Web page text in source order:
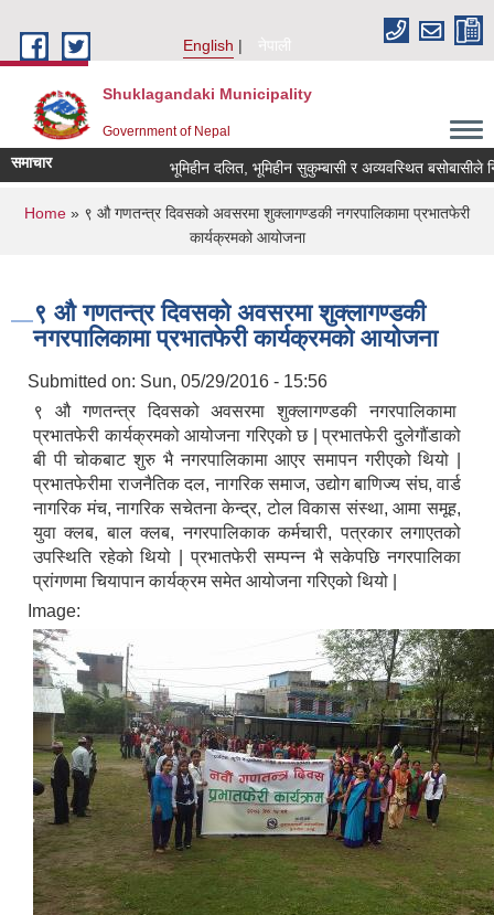
English
नेपाली
Shuklagandaki Municipality
Government of Nepal
समाचार भूमिहीन दलित, भूमिहीन सुकुम्बासी र अव्यवस्थित बसोबासीले
You are here
Home » ९ औ गणतन्त्र दिवसको अवसरमा शुक्लागण्डकी नगरपालिकामा प्रभातफेरी
कार्यक्रमको आयोजना
९ औ गणतन्त्र दिवसको अवसरमा शुक्लागण्डकी
नगरपालिकामा प्रभातफेरी कार्यक्रमको आयोजना
Submitted on: Sun, 05/29/2016 - 15:56
९ औ गणतन्त्र दिवसको अवसरमा शुक्लागण्डकी नगरपालिकामा
प्रभातफेरी कार्यक्रमको आयोजना गरिएको छ | प्रभातफेरी दुलेगौंडाको
बी पी चोकबाट शुरु भै नगरपालिकामा आएर समापन गरीएको थियो |
प्रभातफेरीमा राजनैतिक दल, नागरिक समाज, उद्योग बाणिज्य संघ, वार्ड
नागरिक मंच, नागरिक सचेतना केन्द्र, टोल विकास संस्था, आमा समूह,
युवा क्लब, बाल क्लब, नगरपालिकाक कर्मचारी, पत्रकार लगाएतको
उपस्थिति रहेको थियो | प्रभातफेरी सम्पन्न भै सकेपछि नगरपालिका
प्रांगणमा चियापान कार्यक्रम समेत आयोजना गरिएको थियो |
Image: